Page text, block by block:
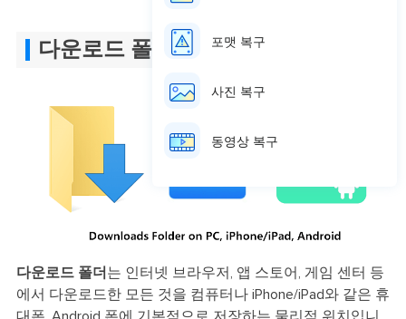
다운로드 폴더란?
다운로드 폴더 는 인터넷 브라우저, 앱 스토어, 게임 센터 등
에서 다운로드한 모든 것을 컴퓨터나 iPhone/iPad와 같은 휴
포맷 복구
사진 복구
동영상 복구